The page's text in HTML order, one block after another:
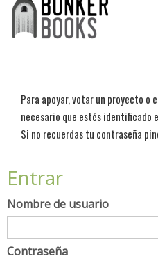
Para apoyar, votar un proyecto o
necesario que estés identificado
Si no recuerdas tu contraseña
Entrar
Nombre de usuario
Contraseña